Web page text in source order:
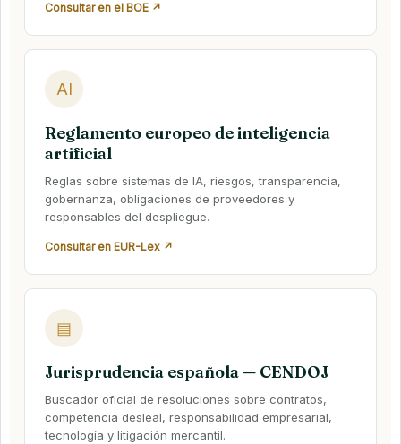
Consultar en el BOE ↗
AI
Reglamento europeo de inteligencia
artificial
Reglas sobre sistemas de IA, riesgos, transparencia,
gobernanza, obligaciones de proveedores y
responsables del despliegue.
Consultar en EUR-Lex ↗
▤
Jurisprudencia española — CENDOJ
Buscador oficial de resoluciones sobre contratos,
competencia desleal, responsabilidad empresarial,
tecnología y litigación mercantil.